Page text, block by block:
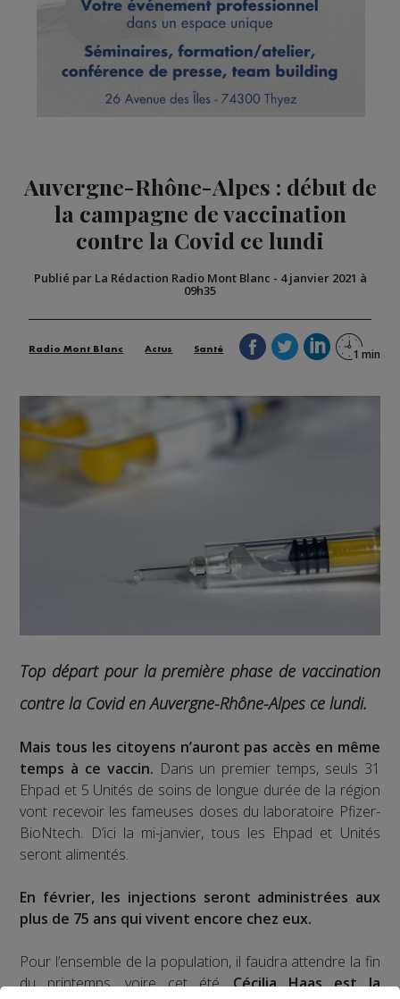
Auvergne-Rhône-Alpes : début de
la campagne de vaccination
contre la Covid ce lundi
Publié par La Rédaction Radio Mont Blanc - 4 janvier 2021 à
09h35
Radio Mont Blanc Actus Santé
Top départ pour la première phase de vaccination
contre la Covid en Auvergne-Rhône-Alpes ce lundi.
Mais tous les citoyens n’auront pas accès en même
temps à ce vaccin. Dans un premier temps, seuls 31
Ehpad et 5 Unités de soins de longue durée de la région
vont recevoir les fameuses doses du laboratoire Pfizer-
BioNtech. D’ici la mi-janvier, tous les Ehpad et Unités
seront alimentés.
En février, les injections seront administrées aux
plus de 75 ans qui vivent encore chez eux.
Pour l’ensemble de la population, il faudra attendre la fin
du printemps, voire cet été.Cécilia Haas est la